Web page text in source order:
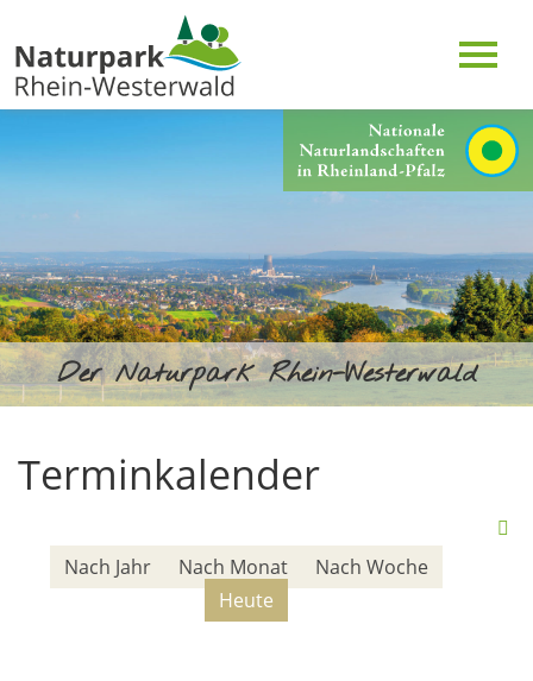
Der Naturpark Rhein-Westerwald
Terminkalender
Nach Jahr Nach Monat
Nach Woche
Heute